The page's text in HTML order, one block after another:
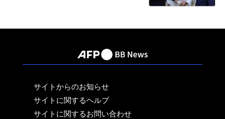
サイトからのお知らせ
サイトに関するヘルプ
サイトに関するお問い合わせ